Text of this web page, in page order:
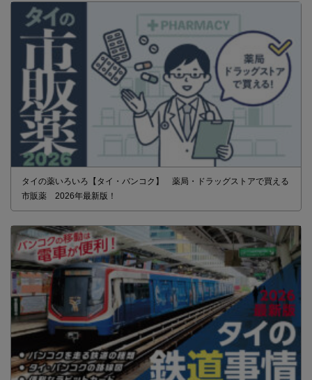
タイの薬いろいろ【タイ・バンコク】 薬局・ドラッグストアで買える
市販薬 2026年最新版！